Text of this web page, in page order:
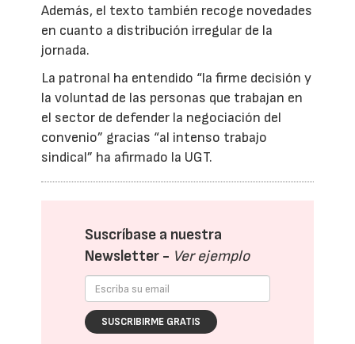
Además, el texto también recoge novedades
en cuanto a distribución irregular de la
jornada.
La patronal ha entendido “la firme decisión y
la voluntad de las personas que trabajan en
el sector de defender la negociación del
convenio” gracias “al intenso trabajo
sindical” ha afirmado la UGT.
Suscríbase a nuestra
Newsletter - Ver ejemplo
SUSCRIBIRME GRATIS